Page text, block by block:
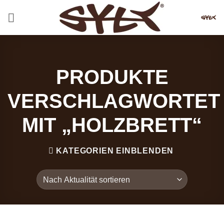
PRODUKTE
VERSCHLAGWORTET
MIT „HOLZBRETT“
KATEGORIEN EINBLENDEN